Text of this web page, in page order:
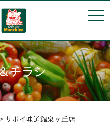
t
o
l
e
n
a
v
g
a
t
チラシ
> サボイ味道館泉ヶ丘店